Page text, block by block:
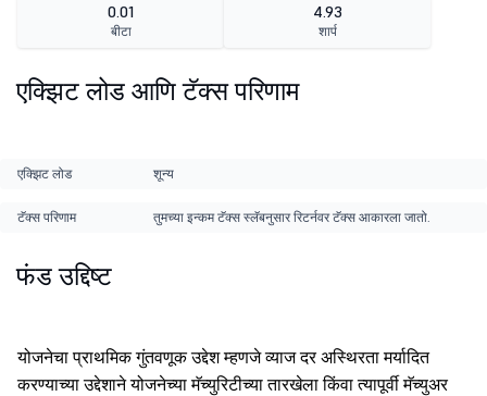
0.01
बीटा
4.93
शार्प
एक्झिट लोड आणि टॅक्स परिणाम
एक्झिट लोड शून्य
टॅक्स परिणाम तुमच्या इन्कम टॅक्स स्लॅबनुसार रिटर्नवर टॅक्स आकारला जातो.
फंड उद्दिष्ट
योजनेचा प्राथमिक गुंतवणूक उद्देश म्हणजे व्याज दर अस्थिरता मर्यादित
करण्याच्या उद्देशाने योजनेच्या मॅच्युरिटीच्या तारखेला किंवा त्यापूर्वी मॅच्युअर